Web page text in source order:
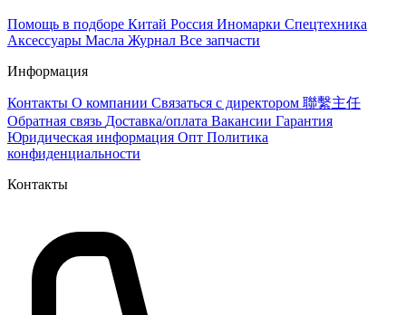
Помощь в подборе Китай Россия Иномарки Спецтехника
Аксессуары Масла Журнал Все запчасти
Информация
Контакты О компании Связаться с директором 聯繫主任
Обратная связь Доставка/оплата Вакансии Гарантия
Юридическая информация Опт Политика
конфиденциальности
Контакты